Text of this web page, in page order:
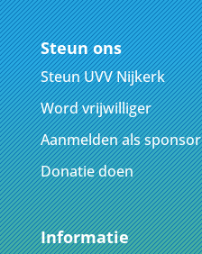
Steun ons
Steun UVV Nijkerk
Word vrijwilliger
Aanmelden als sponsor
Donatie doen
Informatie